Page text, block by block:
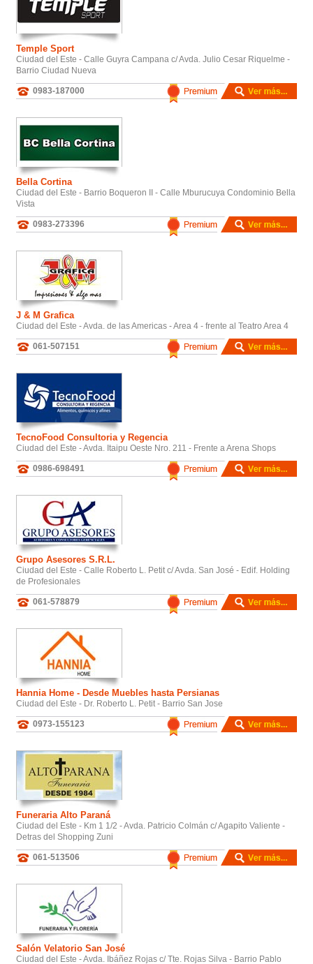
Temple Sport
Ciudad del Este - Calle Guyra Campana c/ Avda. Julio Cesar Riquelme -
Barrio Ciudad Nueva
0983-187000
Bella Cortina
Ciudad del Este - Barrio Boqueron II - Calle Mburucuya Condominio Bella
Vista
0983-273396
J & M Grafica
Ciudad del Este - Avda. de las Americas - Area 4 - frente al Teatro Area 4
061-507151
TecnoFood Consultoria y Regencia
Ciudad del Este - Avda. Itaipu Oeste Nro. 211 - Frente a Arena Shops
0986-698491
Grupo Asesores S.R.L.
Ciudad del Este - Calle Roberto L. Petit c/ Avda. San José - Edif. Holding
de Profesionales
061-578879
Hannia Home - Desde Muebles hasta Persianas
Ciudad del Este - Dr. Roberto L. Petit - Barrio San Jose
0973-155123
Funeraria Alto Paraná
Ciudad del Este - Km 1 1/2 - Avda. Patricio Colmán c/ Agapito Valiente -
Detras del Shopping Zuni
061-513506
Salón Velatorio San José
Ciudad del Este - Avda. Ibáñez Rojas c/ Tte. Rojas Silva - Barrio Pablo